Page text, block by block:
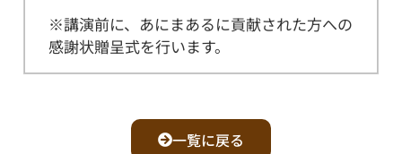
※講演前に、あにまあるに貢献された方への
感謝状贈呈式を行います。
一覧に戻る